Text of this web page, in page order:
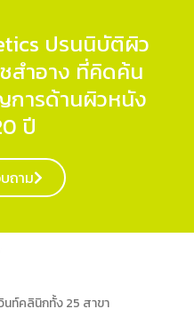
ปรนนิบัติผิว
สำอาง ที่คิดค้น
ารด้านผิวหนัง
ปี
ถาม
ท์คลินิกทั้ง 25 สาขา